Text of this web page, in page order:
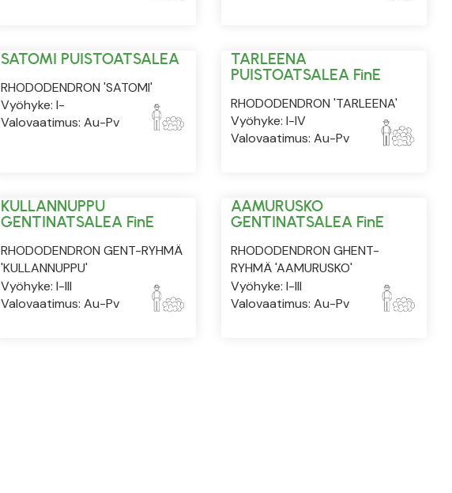
SATOMI PUISTOATSALEA
RHODODENDRON 'SATOMI'
Vyöhyke: I-
Valovaatimus: Au-Pv
TARLEENA
PUISTOATSALEA FinE
RHODODENDRON 'TARLEENA'
Vyöhyke: I-IV
Valovaatimus: Au-Pv
KULLANNUPPU
GENTINATSALEA FinE
RHODODENDRON GENT-RYHMÄ
'KULLANNUPPU'
Vyöhyke: I-III
Valovaatimus: Au-Pv
AAMURUSKO
GENTINATSALEA FinE
RHODODENDRON GHENT-
RYHMÄ 'AAMURUSKO'
Vyöhyke: I-III
Valovaatimus: Au-Pv